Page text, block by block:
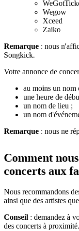
Wegow
Xceed
Zaiko
Remarque : nous
Songkick.
Votre annonce de
au moins un nom
une heure de
un nom de lieu ;
un nom
Remarque : nous ne
Comment
concerts aux
Nous recommandons
ainsi que des artistes
Conseil : demandez à
des concerts à proximité.